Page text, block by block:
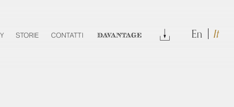
STORIE CONTATTI DAVANTAGE DOWNLOAD
En It